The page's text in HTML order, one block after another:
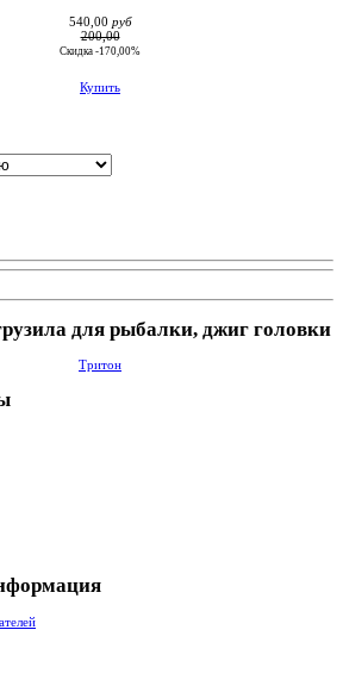
540,00 руб
200,00
Скидка -170,00%
Купить
для рыбалки, джиг головки
Тритон